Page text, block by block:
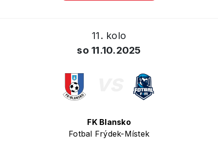
11. kolo
so 11.10.2025
FK Blansko
Fotbal Frýdek-Místek